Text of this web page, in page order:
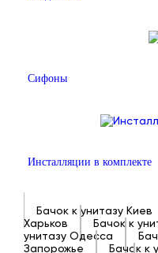
Сифоны
Инсталляции в комплекте
Бачок к унитазу Киев
Харьков
Бачок к
унитазу Одесса
Запорожье
Бачок к